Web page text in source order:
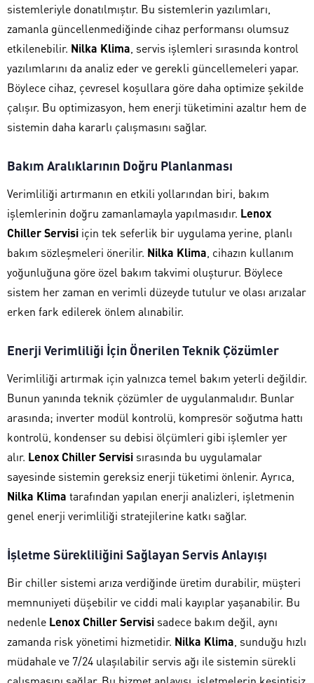
sistemleriyle donatılmıştır. Bu sistemlerin yazılımları,
zamanla güncellenmediğinde cihaz performansı olumsuz
etkilenebilir. Nilka Klima , servis işlemleri sırasında kontrol
yazılımlarını da analiz eder ve gerekli güncellemeleri yapar.
Böylece cihaz, çevresel koşullara göre daha optimize şekilde
çalışır. Bu optimizasyon, hem enerji tüketimini azaltır hem de
sistemin daha kararlı çalışmasını sağlar.
Bakım Aralıklarının Doğru Planlanması
Verimliliği artırmanın en etkili yollarından biri, bakım
işlemlerinin doğru zamanlamayla yapılmasıdır. Lenox
Chiller Servisi için tek seferlik bir uygulama yerine, planlı
bakım sözleşmeleri önerilir. Nilka Klima , cihazın kullanım
yoğunluğuna göre özel bakım takvimi oluşturur. Böylece
sistem her zaman en verimli düzeyde tutulur ve olası arızalar
erken fark edilerek önlem alınabilir.
Enerji Verimliliği İçin Önerilen Teknik Çözümler
Verimliliği artırmak için yalnızca temel bakım yeterli değildir.
Bunun yanında teknik çözümler de uygulanmalıdır. Bunlar
arasında; inverter modül kontrolü, kompresör soğutma hattı
kontrolü, kondenser su debisi ölçümleri gibi işlemler yer
alır. Lenox Chiller Servisi sırasında bu uygulamalar
sayesinde sistemin gereksiz enerji tüketimi önlenir. Ayrıca,
Nilka Klima tarafından yapılan enerji analizleri, işletmenin
genel enerji verimliliği stratejilerine katkı sağlar.
İşletme Sürekliliğini Sağlayan Servis Anlayışı
Bir chiller sistemi arıza verdiğinde üretim durabilir, müşteri
memnuniyeti düşebilir ve ciddi mali kayıplar yaşanabilir. Bu
nedenle Lenox Chiller Servisi sadece bakım değil, aynı
zamanda risk yönetimi hizmetidir. Nilka Klima , sunduğu hızlı
müdahale ve 7/24 ulaşılabilir servis ağı ile sistemin sürekli